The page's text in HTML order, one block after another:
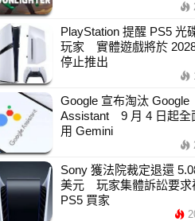
PlayStation 提醒 PS5 光
玩家 實體遊戲將於
停止推出
Google 宣布淘汰 Google
Assistant 9 月 4 日起全
用 Gemini
Sony 獲法院裁定退還
美元 玩家集體訴訟要求
PS5 買家